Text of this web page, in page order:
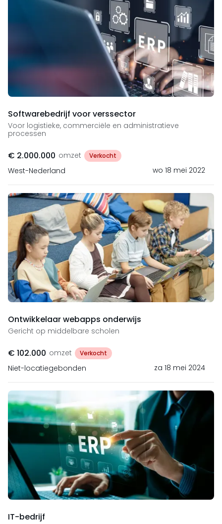
Softwarebedrijf voor verssector
Voor logistieke, commerciële en administratieve
processen
€ 2.000.000 omzet Verkocht
West-Nederland wo 18 mei 2022
Ontwikkelaar webapps onderwijs
Gericht op middelbare scholen
€ 102.000 omzet Verkocht
Niet-locatiegebonden za 18 mei 2024
IT-bedrijf